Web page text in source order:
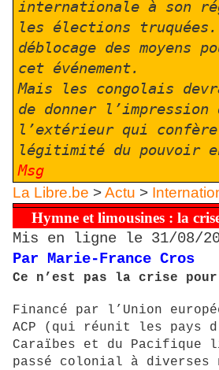
internationale à son
les élections truquées.
déblocage des moyens
cet événement.
Mais les congolais
de donner l’impression
l’extérieur qui
légitimité du pouvoir
Msg
La Libre.be >Actu >
Hymne et limousines : la
Mis en ligne le 31/08/
Par Marie-France Cros
Ce n’est pas la crise
Financé par l’Union
ACP (qui réunit les pays
Caraïbes et du Pacifique
passé colonial à diverses